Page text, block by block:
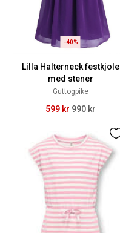
-40%
Lilla Halterneck festkjole
med stener
Guttogpike
599 kr 990 kr